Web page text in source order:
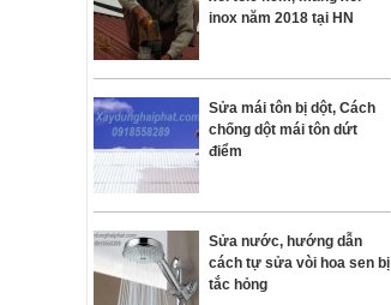
inox năm 2018 tại HN
Sửa mái tôn bị dột, Cách
chống dột mái tôn dứt
điểm
Sửa nước, hướng dẫn
cách tự sửa vòi hoa sen bị
tắc hỏng